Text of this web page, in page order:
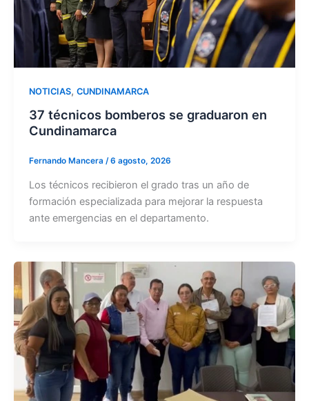
NOTICIAS, CUNDINAMARCA
37 técnicos bomberos se graduaron en
Cundinamarca
Fernando Mancera /6 agosto, 2026
Los técnicos recibieron el grado tras un año de
formación especializada para mejorar la respuesta
ante emergencias en el departamento.